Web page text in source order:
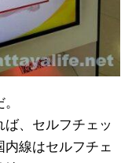
、セルフチェッ
内線はセルフチェ